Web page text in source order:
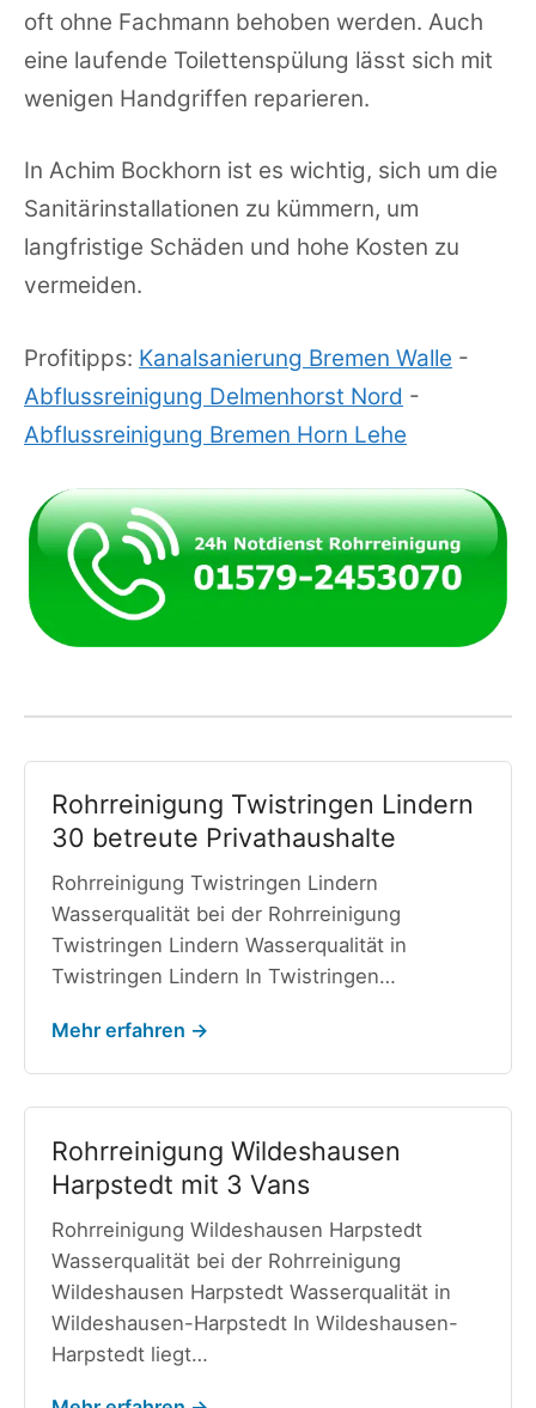
oft ohne Fachmann behoben werden. Auch
eine laufende Toilettenspülung lässt sich mit
wenigen Handgriffen reparieren.
In Achim Bockhorn ist es wichtig, sich um die
Sanitärinstallationen zu kümmern, um
langfristige Schäden und hohe Kosten zu
vermeiden.
Profitipps: Kanalsanierung Bremen Walle -
Abflussreinigung Delmenhorst Nord -
Abflussreinigung Bremen Horn Lehe
Rohrreinigung Twistringen Lindern
30 betreute Privathaushalte
Rohrreinigung Twistringen Lindern
Wasserqualität bei der Rohrreinigung
Twistringen Lindern Wasserqualität in
Twistringen Lindern In Twistringen…
Mehr erfahren →
Rohrreinigung Wildeshausen
Harpstedt mit 3 Vans
Rohrreinigung Wildeshausen Harpstedt
Wasserqualität bei der Rohrreinigung
Wildeshausen Harpstedt Wasserqualität in
Wildeshausen-Harpstedt In Wildeshausen-
Harpstedt liegt…